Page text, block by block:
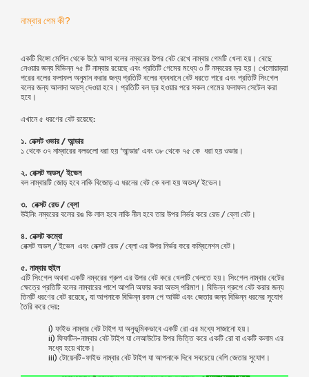
নাম্বার গেম কী?
একটি বিঙ্গো মেশিন থেকে উঠে আসা বলের নম্বরের উপর বেট রেখে নাম্বার গেমটি খেলা হয়। বেছে
নেওয়ার জন্য বিভিন্ন ৭৫ টি নাম্বার রয়েছে এবং প্রতিটি গেমের মধ্যে ৩ টি নম্বরের ড্র হয়। খেলোয়াড়রা
পরের বলের ফলাফল অনুমান করার জন্য প্রতিটি বলের ব্যবধানে বেট ধরতে পারে এবং প্রতিটি সিংগেল
বলের জন্য আলাদা অডস্‌ দেওয়া হবে। প্রতিটি বল ড্র হওয়ার পরে সকল গেমের ফলাফল সেটেল করা
হবে।
এখানে ৫ ধরণের বেট রয়েছে:
১. নেক্সট ওভার / আন্ডার
১ থেকে ৩৭ নাম্বারের বলগুলো ধরা হয় ‘আন্ডার’ এবং ৩৮ থেকে ৭৫ কে ধরা হয় ওভার।
২. নেক্সট অডস্‌/ ইভেন
বল নাম্বারটি জোড় হবে নাকি বিজোড় এ ধরনের বেট কে বলা হয় অডস্‌/ ইভেন।
৩. নেক্সট রেড / ব্লো
উইনিং নম্বরের বলের রঙ কি লাল হবে নাকি নীল হবে তার উপর নির্ভর করে রেড / ব্লো বেট।
৪. নেক্সট কম্বো
নেক্সট অডস্‌ / ইভেন এবং নেক্সট রেড / ব্লো এর উপর নির্ভর করে কম্বিনেশন বেট।
৫. নাম্বার হুইল
এটি সিংগেল অথবা একটি নম্বরের গ্রুপ এর উপর বেট করে খেলাটি খেলতে হয়। সিংগেল নাম্বার বেটের
ক্ষেত্রে প্রতিটি বলের নাম্বারের পাশে আপনি অফার করা অডস্‌ পরিমাণ। বিভিন্ন গ্রুপে বেট করার জন্য
তিনটি ধরণের বেট রয়েছে, যা আপনাকে বিভিন্ন রকম পে আউট এবং জেতার জন্য বিভিন্ন ধরনের সুযোগ
তৈরি করে দেয়:
i) ফাইভ নাম্বার বেট টাইপ যা অনুভূমিকভাবে একটি রো এর মধ্যে সাজানো হয়।
ii) ফিফটিন-নাম্বার বেট টাইপ যা লেআউটের উপর ভিত্তি করে একটি রো বা একটি কলাম এর
মধ্যে হয়ে থাকে।
iii) টোয়েনটি-ফাইভ নাম্বার বেট টাইপ যা আপনাকে দিবে সবচেয়ে বেশি জেতার সুযোগ।